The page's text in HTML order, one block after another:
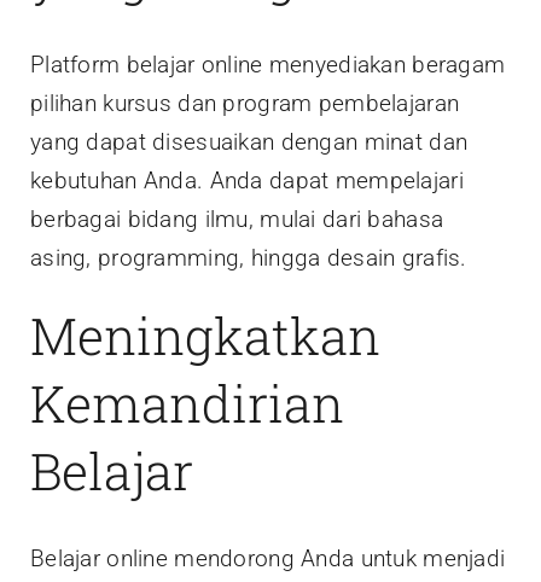
Platform belajar online menyediakan beragam
pilihan kursus dan program pembelajaran
yang dapat disesuaikan dengan minat dan
kebutuhan Anda. Anda dapat mempelajari
berbagai bidang ilmu, mulai dari bahasa
asing, programming, hingga desain grafis.
Meningkatkan
Kemandirian
Belajar
Belajar online mendorong Anda untuk menjadi